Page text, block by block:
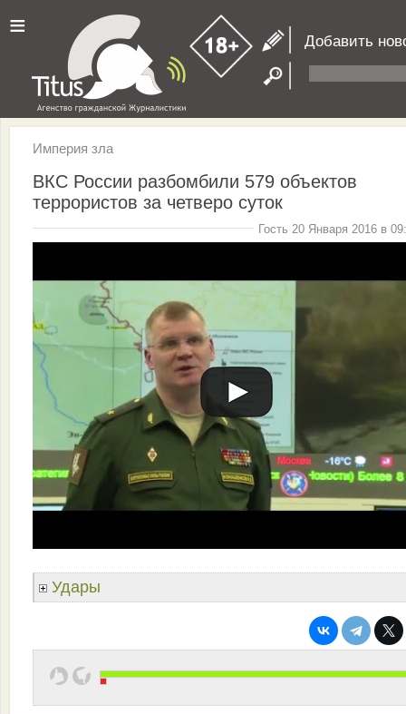
≡ Добавить
Империя зла
ВКС России разбомбили 579 объектов
террористов за четверо суток
Гость 20 Января 2016 в
Удары